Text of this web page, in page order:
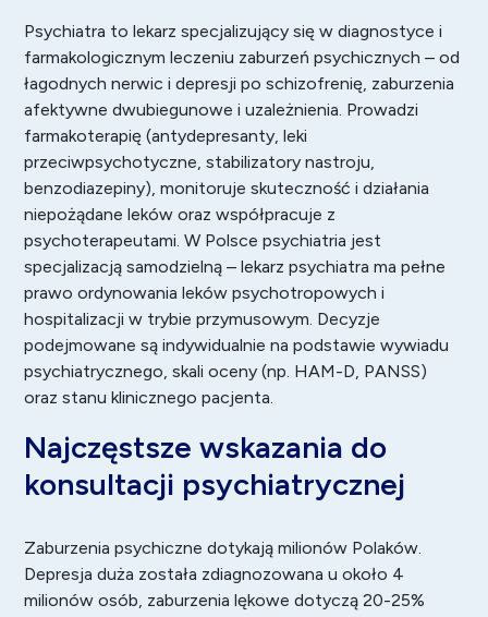
Psychiatra to lekarz specjalizujący się w diagnostyce i
farmakologicznym leczeniu zaburzeń psychicznych – od
łagodnych nerwic i depresji po schizofrenię, zaburzenia
afektywne dwubiegunowe i uzależnienia. Prowadzi
farmakoterapię (antydepresanty, leki
przeciwpsychotyczne, stabilizatory nastroju,
benzodiazepiny), monitoruje skuteczność i działania
niepożądane leków oraz współpracuje z
psychoterapeutami. W Polsce psychiatria jest
specjalizacją samodzielną – lekarz psychiatra ma pełne
prawo ordynowania leków psychotropowych i
hospitalizacji w trybie przymusowym. Decyzje
podejmowane są indywidualnie na podstawie wywiadu
psychiatrycznego, skali oceny (np. HAM-D, PANSS)
oraz stanu klinicznego pacjenta.
Najczęstsze wskazania do
konsultacji psychiatrycznej
Zaburzenia psychiczne dotykają milionów Polaków.
Depresja duża została zdiagnozowana u około 4
milionów osób, zaburzenia lękowe dotyczą 20-25%